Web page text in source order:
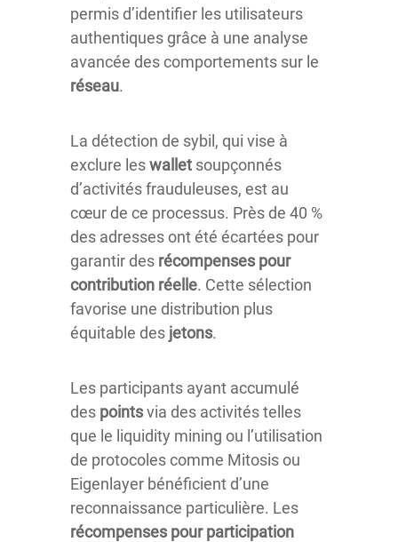
permis d’identifier les utilisateurs
authentiques grâce à une analyse
avancée des comportements sur le
réseau.
La détection de sybil, qui vise à
exclure leswallet soupçonnés
d’activités frauduleuses, est au
cœur de ce processus. Près de 40 %
des adresses ont été écartées pour
garantir des récompenses pour
contribution réelle. Cette sélection
favorise une distribution plus
équitable des jetons.
Les participants ayant accumulé
des pointsvia des activités telles
que le liquidity mining ou l’utilisation
de protocoles comme Mitosis ou
Eigenlayer bénéficient d’une
reconnaissance particulière. Les
récompenses pour participation